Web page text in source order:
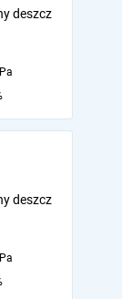
deszcz
deszcz